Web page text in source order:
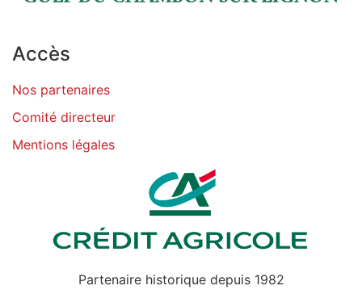
Accès
Nos partenaires
Comité directeur
Mentions légales
Partenaire historique depuis 1982